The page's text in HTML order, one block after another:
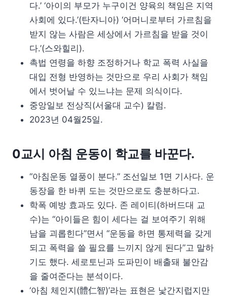
다.’ ‘아이의 부모가 누구이건 양육의 책임은 지역
사회에 있다.’(탄자니아) ‘어머니로부터 가르침을
받지 않는 사람은 세상에서 가르침을 받을 것이
다.’(스와힐리).
촉법 연령을 하향 조정하거나 학교 폭력 사실을
대입 전형 반영하는 것만으로 우리 사회가 책임
에서 벗어날 수 있느냐는 문제 의식이다.
중앙일보 전상직(서울대 교수) 칼럼.
2023년 04월25일.
0교시 아침 운동이 학교를 바꾼다.
“아침운동 열풍이 분다.” 조선일보 1면 기사다. 운
동장을 한 바퀴 도는 것만으로도 충분하다고.
학폭 예방 효과도 있다. 존 레이티(하버드대 교
수)는 “아이들은 힘이 세다는 걸 보여주기 위해
남을 괴롭힌다”면서 “운동을 하면 통제력을 갖게
되고 폭력을 쓸 필요를 느끼지 않게 된다”고 말하
기도 했다. 세로토닌과 도파민이 배출돼 불안감
을 줄여준다는 분석이다.
‘아침 체인지(體仁智)’라는 표현은 낯간지럽지만